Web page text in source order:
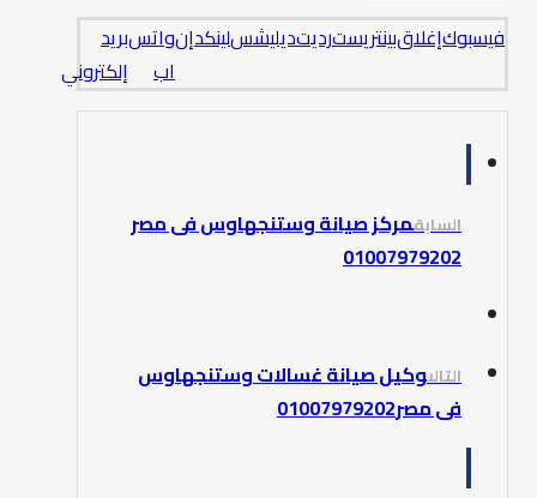
فيسبوكإغلاقبينتريسترديتديليشسلينكدإنواتس
اب
بريد
إلكتروني
السابقمركز صيانة وستنجهاوس فى مصر
01007979202
التالىوكيل صيانة غسالات وستنجهاوس
فى مصر01007979202